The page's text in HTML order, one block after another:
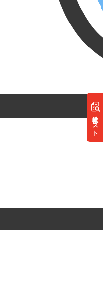
リスト